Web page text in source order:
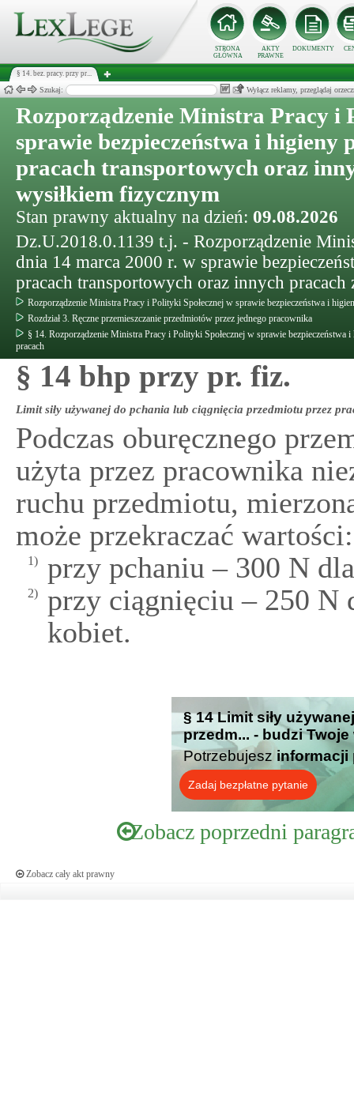
STRONA
GŁÓWNA
AKTY
PRAWNE
DOKUMENTY
§ 14. bez. pracy. przy pr...
Szukaj: Wyłącz reklamy, przeglądaj
Rozporządzenie Ministra Pracy i
sprawie bezpieczeństwa i higieny
pracach transportowych oraz
wysiłkiem fizycznym
Stan prawny aktualny na dzień: 09.08.2026
Dz.U.2018.0.1139 t.j. - Rozporządzenie
dnia 14 marca 2000 r. w sprawie
pracach transportowych oraz innych
Rozporządzenie Ministra Pracy i Polityki Społecznej w sprawie bezpieczeństwa i
Rozdział 3. Ręczne przemieszczanie przedmiotów przez jednego pracownika
§ 14. Rozporządzenie Ministra Pracy i Polityki Społecznej w sprawie
pracach
§ 14 bhp przy pr. fiz.
Limit siły używanej do pchania lub ciągnięcia przedmiotu przez
Podczas oburęcznego
użyta przez pracownika
ruchu przedmiotu,
może przekraczać wartości:
1) przy pchaniu – 300 N
2)
przy ciągnięciu – 250 N
kobiet.
§ 14 Limit siły
przedm... - budzi
Potrzebujesz informacji
Zadaj bezpłatne pytanie
Zobacz poprzedni
Zobacz cały akt prawny